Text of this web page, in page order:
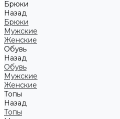
Брюки
Назад
Брюки
Мужские
Женские
Обувь
Назад
Обувь
Мужские
Женские
Топы
Назад
Топы